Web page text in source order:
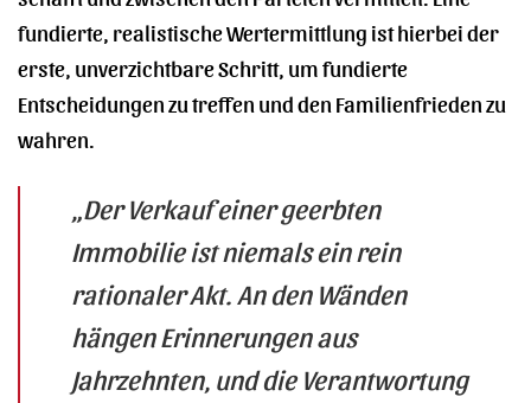
fundierte, realistische Wertermittlung ist hierbei der
erste, unverzichtbare Schritt, um fundierte
Entscheidungen zu treffen und den Familienfrieden zu
wahren.
„Der Verkauf einer geerbten
Immobilie ist niemals ein rein
rationaler Akt. An den Wänden
hängen Erinnerungen aus
Jahrzehnten, und die Verantwortung